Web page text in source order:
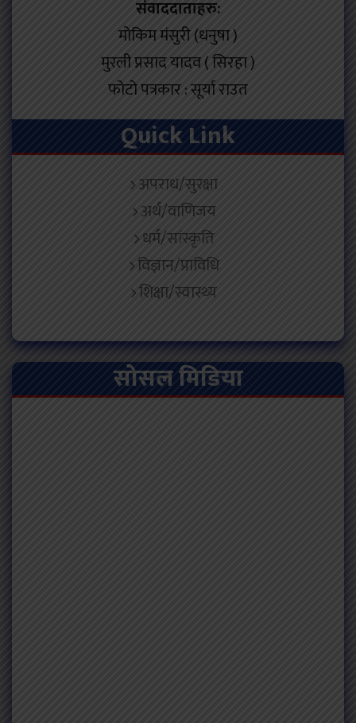
संवाददाताहरु:
मोकिम मंसुरी (धनुषा )
मुरली प्रसाद यादव ( सिरहा )
फोटो पत्रकार : सूर्या राउत
Quick Link
अपराध/सुरक्षा
अर्थ/वाणिजय
धर्म/सांस्कृति
विज्ञान/प्राविधि
शिक्षा/स्वास्थ्य
सोसल मिडिया